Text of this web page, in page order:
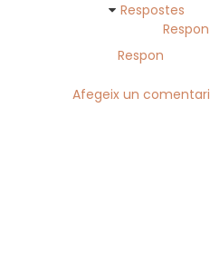
Respostes
Respon
Respon
Afegeix un comentari